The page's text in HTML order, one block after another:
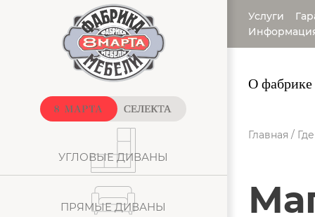
УГЛОВЫЕ ДИВАНЫ
ПРЯМЫЕ ДИВАНЫ
Услуги
О фабрике
Главная /